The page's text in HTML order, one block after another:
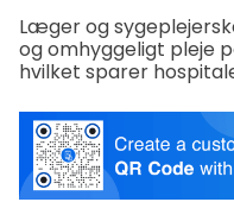
Læger og
og omhyggeligt pleje
hvilket sparer